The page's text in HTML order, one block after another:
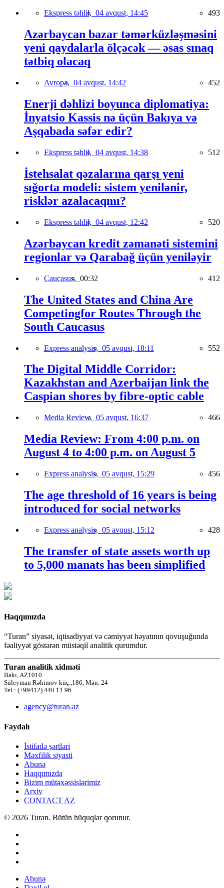
Ekspress təhlil, 04 avqust, 14:45 493
Azərbaycan bazar təmərküzləşməsini
yeni qaydalarla ölçəcək — əsas sınaq
tətbiq olacaq
Avropa, 04 avqust, 14:42 452
Enerji dəhlizi boyunca diplomatiya:
İnyatsio Kassis nə üçün Bakıya və
Aşqabada səfər edir?
Ekspress təhlil, 04 avqust, 14:38 512
İstehsalat qəzalarına qarşı yeni
sığorta modeli: sistem yenilənir,
risklər azalacaqmı?
Ekspress təhlil, 04 avqust, 12:42 520
Azərbaycan kredit zəmanəti sistemini
regionlar və Qarabağ üçün yeniləyir
Caucasus, 00:32 412
The United States and China Are
Competingfor Routes Through the
South Caucasus
Express analysis, 05 avqust, 18:11 552
The Digital Middle Corridor:
Kazakhstan and Azerbaijan link the
Caspian shores by fibre-optic cable
Media Review, 05 avqust, 16:37 466
Media Review: From 4:00 p.m. on
August 4 to 4:00 p.m. on August 5
Express analysis, 05 avqust, 15:29 456
The age threshold of 16 years is being
introduced for social networks
Express analysis, 05 avqust, 15:12 428
The transfer of state assets worth up
to 5,000 manats has been simplified
Haqqımızda
“Turan” siyasət, iqtisadiyyat və cəmiyyət həyatının qovuşuğunda
fəaliyyət göstərən müstəqil analitik qurumdur.
Turan analitik xidməti
Bakı, AZ1010
Süleyman Rəhimov küç.,186, Mən. 24
Tel.: (+99412) 440 11 96
agency@turan.az
Faydalı
İstifadə şərtləri
Məxfilik siyasti
Abunə
Haqqımızda
Bizim mütəxəssislərimiz
Arxiv
CONTACT AZ
© 2026 Turan. Bütün hüquqlar qorunur.
Abunə